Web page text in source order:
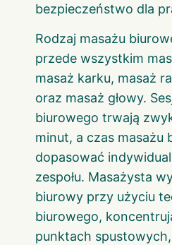
bezpieczeństwo dla
Rodzaj masażu
przede wszystkim
masaż karku, masaż
oraz masaż głowy.
biurowego trwają
minut, a czas masażu
dopasować
zespołu. Masażysta
biurowy przy użyciu
biurowego,
punktach